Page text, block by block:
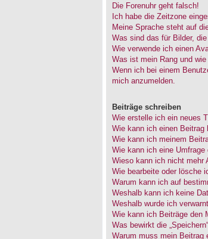
Die Forenuhr geht falsch!
Ich habe die Zeitzone
Meine Sprache steht auf
Was sind das für Bilder,
Wie verwende ich einen
Was ist mein Rang und
Wenn ich bei einem
mich anzumelden.
Beiträge schreiben
Wie erstelle ich ein neues
Wie kann ich einen Beitrag
Wie kann ich meinem
Wie kann ich eine Umfrage
Wieso kann ich nicht mehr
Wie bearbeite oder lösche
Warum kann ich auf
Weshalb kann ich keine
Weshalb wurde ich
Wie kann ich Beiträge den
Was bewirkt die
Warum muss mein Beitrag